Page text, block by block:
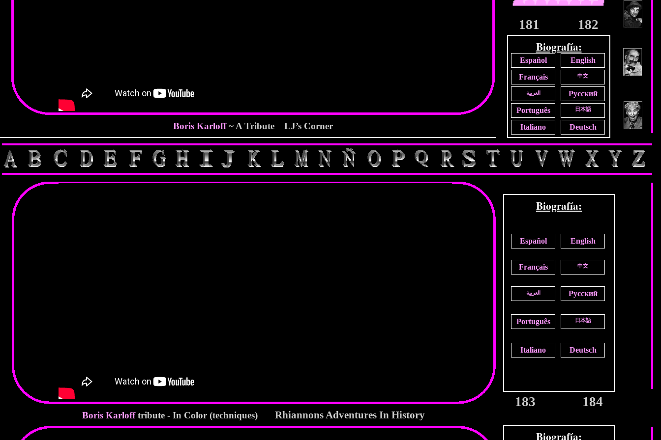
Biografía:
181 182
183 184
Biografía:
Biografía:
Boris Karlofftribute - In Color (techniques) Rhiannons Adventures In History
Boris Karloff~ A Tribute LJ’s Corner
Русский
Português
日本語
Español
English
Français
中文
Italiano Deutsch
العربية
Русский
Português 日本語
Español English
Français 中文
Italiano Deutsch
العربية